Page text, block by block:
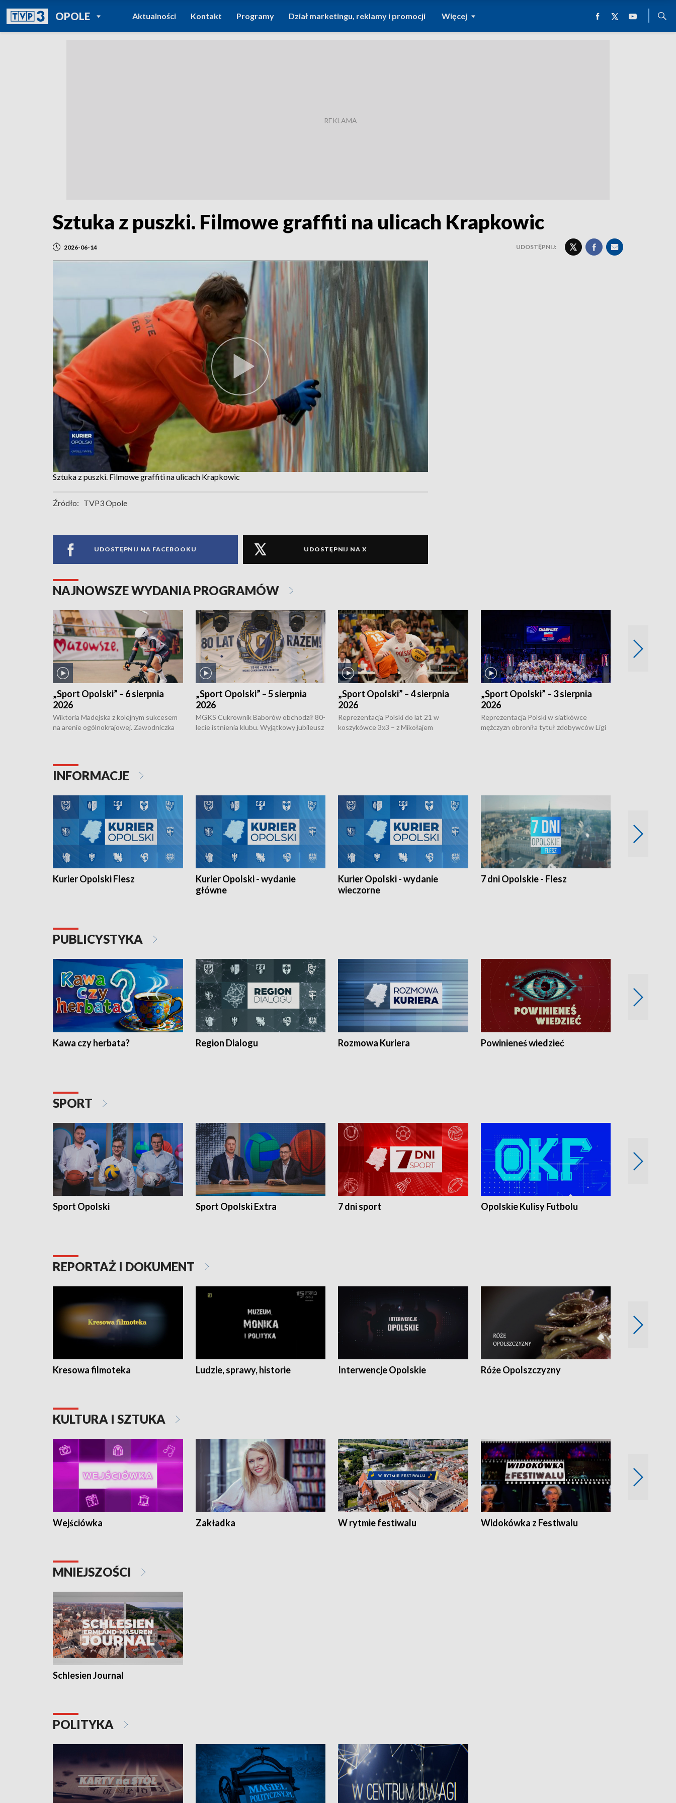
OPOLEPOWRÓT DO
TVP REGIONY
Aktualności Kontakt Programy Dział marketingu, reklamy i promocji Więcej
Sztuka z puszki. Filmowe graffiti na ulicach Krapkowic
2026-06-14 UDOSTĘPNIJ:
Sztuka z puszki. Filmowe graffiti na ulicach Krapkowic
Źródło: TVP3 Opole
UDOSTĘPNIJ NA FACEBOOKU UDOSTĘPNIJ NA X
NAJNOWSZE WYDANIA PROGRAMÓW
„Sport Opolski” – 6 sierpnia
2026
Wiktoria Madejska z kolejnym sukcesem
na arenie ogólnokrajowej. Zawodniczka
torowym.
„Sport Opolski” – 5 sierpnia
2026
MGKS Cukrownik Baborów obchodził 80-
lecie istnienia klubu. Wyjątkowy jubileusz
„Sport Opolski” – 4 sierpnia
2026
Reprezentacja Polski do lat 21 w
koszykówce 3x3 – z Mikołajem
„Sport Opolski” – 3 sierpnia
2026
Reprezentacja Polski w siatkówce
mężczyzn obroniła tytuł zdobywców Ligi
INFORMACJE
Kurier Opolski Flesz
Kurier Opolski - wydanie
główne
Kurier Opolski - wydanie
wieczorne
7 dni Opolskie - Flesz
PUBLICYSTYKA
Kawa czy herbata? Region Dialogu Rozmowa Kuriera Powinieneś wiedzieć
SPORT
Sport Opolski Sport Opolski Extra 7 dni sport Opolskie Kulisy Futbolu
REPORTAŻ I DOKUMENT
Kresowa filmoteka Ludzie, sprawy, historie Interwencje Opolskie Róże Opolszczyzny
KULTURA I SZTUKA
Wejściówka Zakładka W rytmie festiwalu Widokówka z Festiwalu
MNIEJSZOŚCI
Schlesien Journal
POLITYKA